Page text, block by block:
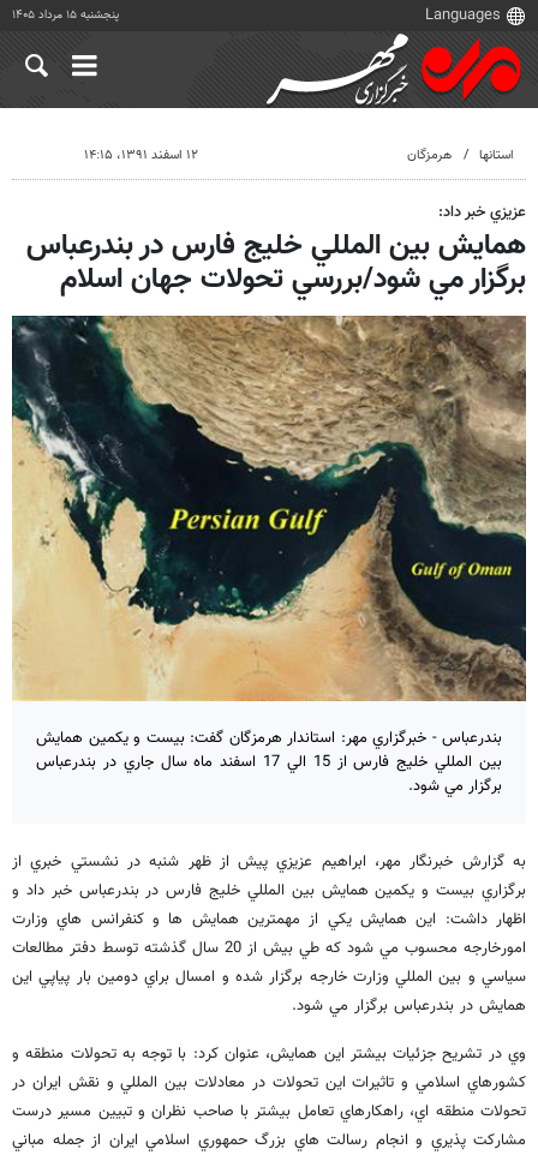
پنجشنبه ۱۵ مرداد ۱۴۰۵
استانها هرمزگان ۱۲ اسفند ۱۳۹۱، ۱۴:۱۵
عزيزي خبر داد:
همايش بين المللي خليج فارس در بندرعباس
برگزار مي شود/بررسي تحولات جهان اسلام
بندرعباس - خبرگزاري مهر:‌ استاندار هرمزگان گفت: بيست و يكمين همايش
بين المللي خليج فارس از 15 الي 17 اسفند ماه سال جاري در بندرعباس
برگزار مي شود.
به گزارش خبرنگار مهر، ابراهيم عزيزي پيش از ظهر شنبه در نشستي خبري از
برگزاري بيست و يكمين همايش بين المللي خليج فارس در بندرعباس خبر داد و
اظهار داشت: اين همايش يكي از مهمترين همايش ها و كنفرانس هاي وزارت
امورخارجه محسوب مي شود كه طي بيش از 20 سال گذشته توسط دفتر مطالعات
سياسي و بين المللي وزارت خارجه برگزار شده و امسال براي دومين بار پياپي اين
همايش در بندرعباس برگزار مي شود.
وي در تشريح جزئيات بيشتر اين همايش، عنوان كرد: با توجه به تحولات منطقه و
كشورهاي اسلامي و تاثيرات اين تحولات در معادلات بين المللي و نقش ايران در
تحولات منطقه اي، راهكارهاي تعامل بيشتر با صاحب نظران و تبيين مسير درست
مشاركت پذيري و انجام رسالت هاي بزرگ حمهوري اسلامي ايران از جمله مباني